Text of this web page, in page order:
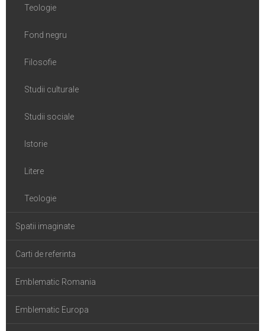
Teologie
Fond negru
Filosofie
Studii culturale
Studii sociale
Istorie
Litere
Teologie
Spatii imaginate
Carti de referinta
Emblematic Romania
Emblematic Europa